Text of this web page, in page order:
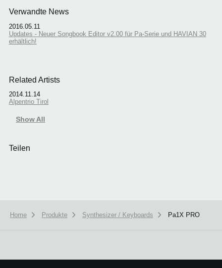
Verwandte News
2016.05.11
Updates - Neuer Songbook Editor v2.00 für Pa-Serie und HAVIAN 30
erhältlich!
Related Artists
2014.11.14
Alpentrio Tirol
Show All
Teilen
Home Produkte Synthesizer / Keyboards Pa1X PRO